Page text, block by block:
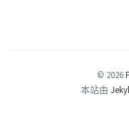
© 2026
本站由